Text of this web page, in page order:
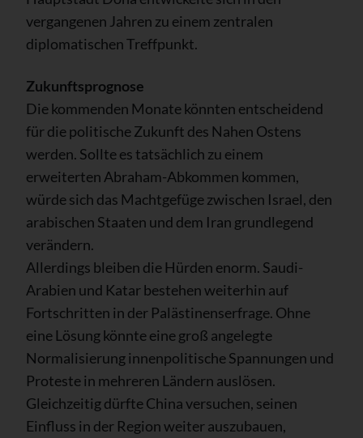
vergangenen Jahren zu einem zentralen
diplomatischen Treffpunkt.
Zukunftsprognose
Die kommenden Monate könnten entscheidend
für die politische Zukunft des Nahen Ostens
werden. Sollte es tatsächlich zu einem
erweiterten Abraham-Abkommen kommen,
würde sich das Machtgefüge zwischen Israel, den
arabischen Staaten und dem Iran grundlegend
verändern.
Allerdings bleiben die Hürden enorm. Saudi-
Arabien und Katar bestehen weiterhin auf
Fortschritten in der Palästinenserfrage. Ohne
eine Lösung könnte eine groß angelegte
Normalisierung innenpolitische Spannungen und
Proteste in mehreren Ländern auslösen.
Gleichzeitig dürfte China versuchen, seinen
Einfluss in der Region weiter auszubauen,